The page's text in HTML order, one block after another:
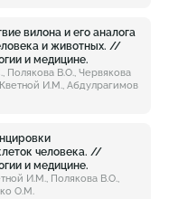
вилона и его аналога
и животных. //
и медицине.
Полякова В.О., Червякова
И.М., Абдулрагимов
человека. //
и медицине.
И.М., Полякова В.О.,
О.М.